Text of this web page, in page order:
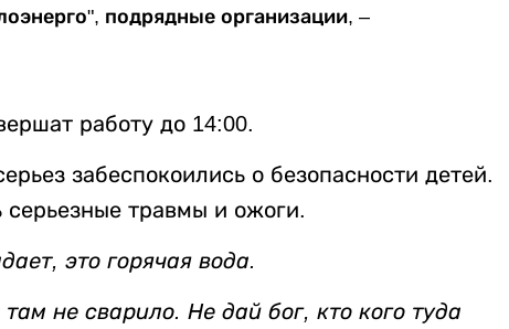
подрядные организации, –
работу до 14:00.
забеспокоились о безопасности детей.
серьезные травмы и ожоги.
это горячая вода.
не сварило. Не дай бог, кто кого туда